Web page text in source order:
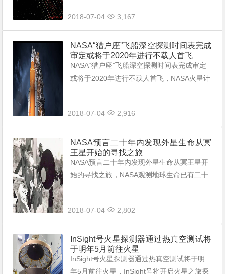
因。
2018-07-04 3,167
NASA“猎户座”飞船深空探测时间表完成
审定或将于2020年进行不载人首飞
NASA“猎户座”飞船深空探测时间表完成审定
或将于2020年进行不载人首飞，NASA火星计
持。
2018-07-04 2,916
NASA预言二十年内发现外星生命从冥
王星开始的寻找之旅
NASA预言二十年内发现外星生命从冥王星开
始的寻找之旅，NASA观测地球生命已有二十
2018-07-04
2,802
InSight号火星探测器通过热真空测试将
于明年5月前往火星
InSight号火星探测器通过热真空测试将于明
年5月前往火星，InSight号将开启火星之旅探